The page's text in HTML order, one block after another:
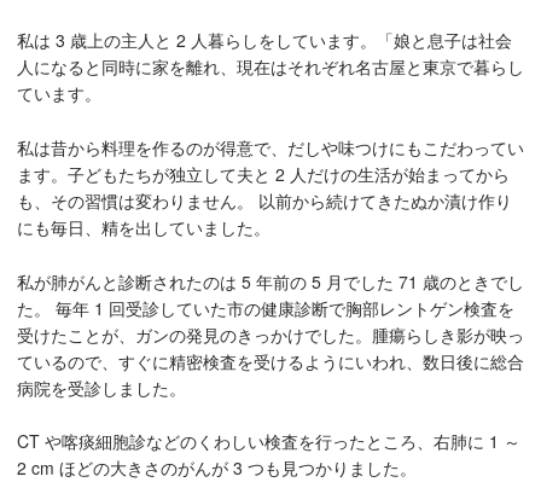
私は 3 歳上の主人と 2 人暮らしをしています。「娘と息子は社会
人になると同時に家を離れ、現在はそれぞれ名古屋と東京で暮らし
ています。
私は昔から料理を作るのが得意で、だしや味つけにもこだわってい
ます。子どもたちが独立して夫と 2 人だけの生活が始まってから
も、その習慣は変わりません。 以前から続けてきたぬか漬け作り
にも毎日、精を出していました。
私が肺がんと診断されたのは 5 年前の 5 月でした 71 歳のときでし
た。 毎年 1 回受診していた市の健康診断で胸部レントゲン検査を
受けたことが、ガンの発見のきっかけでした。腫瘍らしき影が映っ
ているので、すぐに精密検査を受けるようにいわれ、数日後に総合
病院を受診しました。
CT や喀痰細胞診などのくわしい検査を行ったところ、右肺に 1 ～
2 cm ほどの大きさのがんが 3 つも見つかりました。